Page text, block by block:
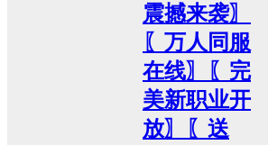
震撼来袭〗
〖万人同服
在线〗〖完
美新职业开
放〗〖送